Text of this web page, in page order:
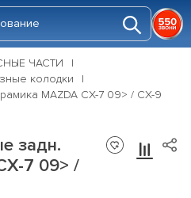
ЧАСТИ
колодки
MAZDA CX-7 09> / CX-9
задн.
7 09> /